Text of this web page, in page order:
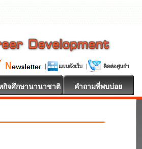
กิจศึกษานานาชาติ คำถามที่พบบ่อย